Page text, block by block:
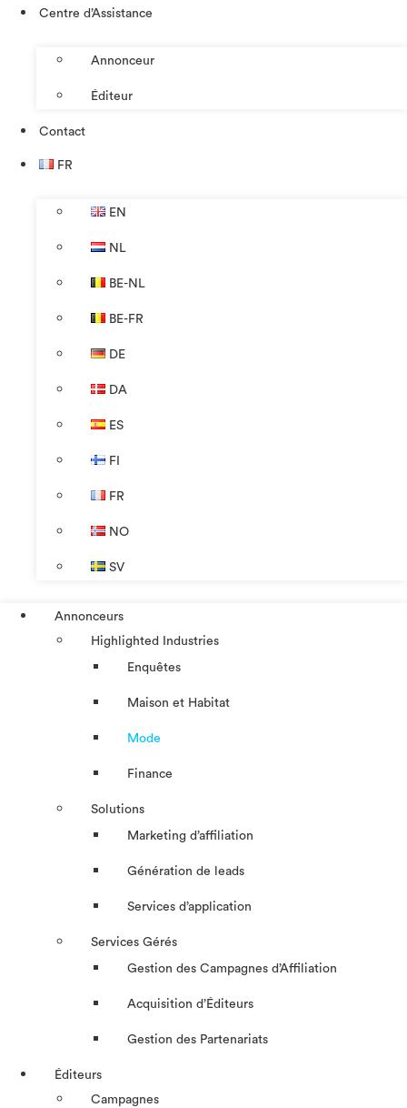
Centre d’Assistance
Annonceur
Éditeur
Contact
FR
EN
NL
BE-NL
BE-FR
DE
DA
ES
FI
FR
NO
SV
Annonceurs
Highlighted Industries
Enquêtes
Maison et Habitat
Mode
Finance
Solutions
Marketing d’affiliation
Génération de leads
Services d’application
Services Gérés
Gestion des Campagnes d’Affiliation​
Acquisition d’Éditeurs
Gestion des Partenariats
Éditeurs
Campagnes